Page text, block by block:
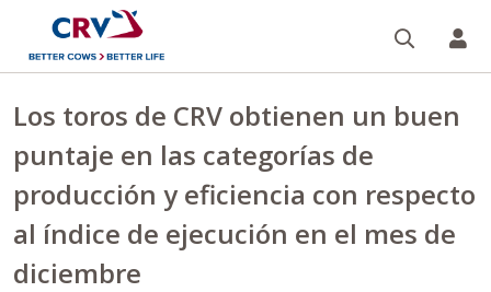
Los toros de CRV obtienen un buen
puntaje en las categorías de
producción y eficiencia con respecto
al índice de ejecución en el mes de
diciembre